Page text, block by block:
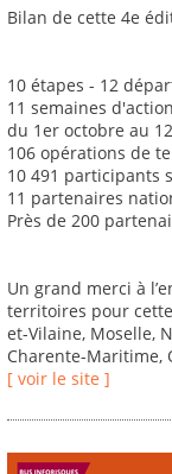
Bilan de cette 4e
10 étapes - 12
11 semaines
du 1er octobre au
106 opérations de
10 491 participants
11 partenaires
Près de 200
Un grand merci à
territoires pour cette
et-Vilaine, Moselle,
Charente-Maritime,
[ voir le site ]